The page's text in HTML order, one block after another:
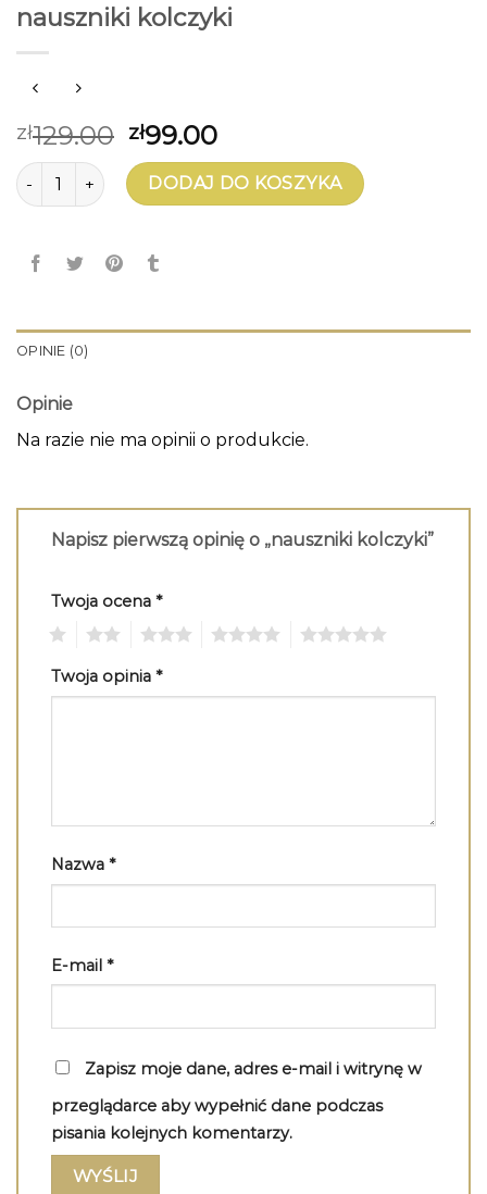
nauszniki kolczyki
zł129.00 zł99.00
ilość nauszniki kolczykiDODAJ DO KOSZYKA
OPINIE (0)
Opinie
Na razie nie ma opinii o produkcie.
Napisz pierwszą opinię o „nauszniki kolczyki”
Twoja ocena *
Twoja opinia *
Nazwa *
E-mail *
Zapisz moje dane, adres e-mail i witrynę w
przeglądarce aby wypełnić dane podczas
pisania kolejnych komentarzy.